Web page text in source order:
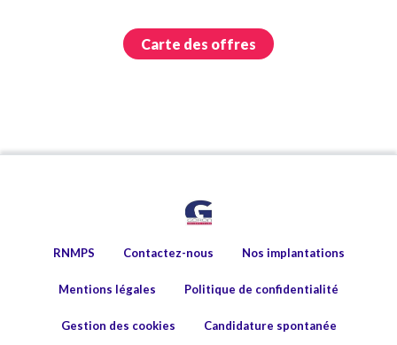
Carte des offres
RNMPS Contactez-nous Nos implantations
Mentions légales Politique de confidentialité
Gestion des cookies Candidature spontanée